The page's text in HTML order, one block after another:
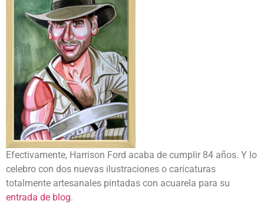
Efectivamente, Harrison Ford acaba de cumplir 84 años. Y lo
celebro con dos nuevas ilustraciones o caricaturas
totalmente artesanales pintadas con acuarela para su
entrada de blog.